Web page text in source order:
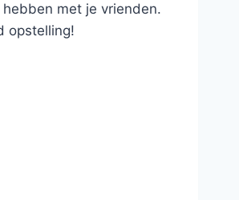
met je vrienden.
opstelling!